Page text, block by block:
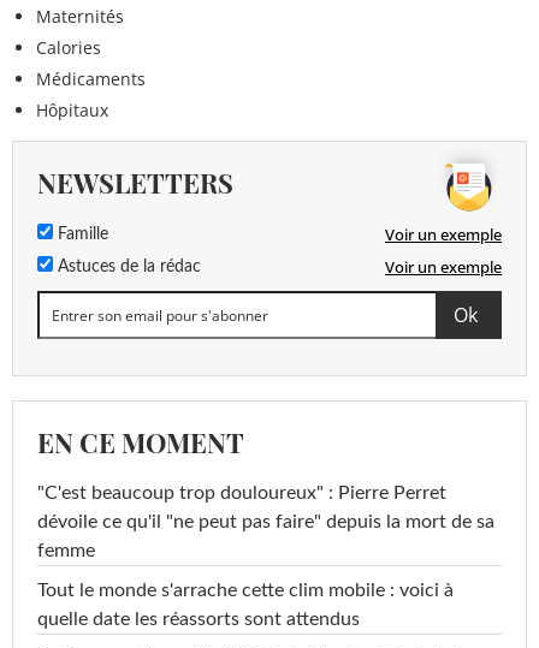
Maternités
Calories
Médicaments
Hôpitaux
NEWSLETTERS
Famille Voir un exemple
Astuces de la rédac Voir un exemple
EN CE MOMENT
"C'est beaucoup trop douloureux" : Pierre Perret
dévoile ce qu'il "ne peut pas faire" depuis la mort de sa
femme
Tout le monde s'arrache cette clim mobile : voici à
quelle date les réassorts sont attendus